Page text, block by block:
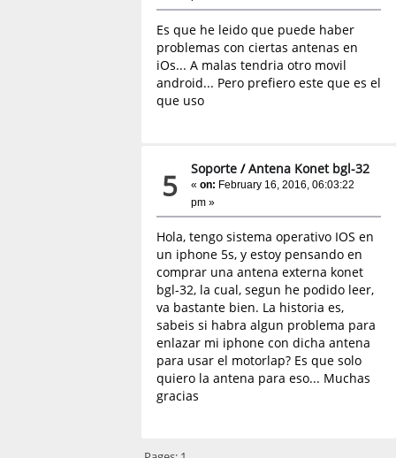
Es que he leido que puede haber
problemas con ciertas antenas en
iOs... A malas tendria otro movil
android... Pero prefiero este que es el
que uso
5 Soporte /Antena Konet bgl-32
«on: February 16, 2016, 06:03:22
pm »
Hola, tengo sistema operativo IOS en
un iphone 5s, y estoy pensando en
comprar una antena externa konet
bgl-32, la cual, segun he podido leer,
va bastante bien. La historia es,
sabeis si habra algun problema para
enlazar mi iphone con dicha antena
para usar el motorlap? Es que solo
quiero la antena para eso... Muchas
gracias